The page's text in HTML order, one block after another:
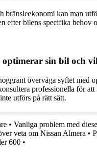
bränsleekonomi kan man
efter bilens specifika
sin bil och
överväga syftet med
professionella för
utförs på rätt sätt.
• Vanliga problem med
veta om Nissan Almera •
600 •